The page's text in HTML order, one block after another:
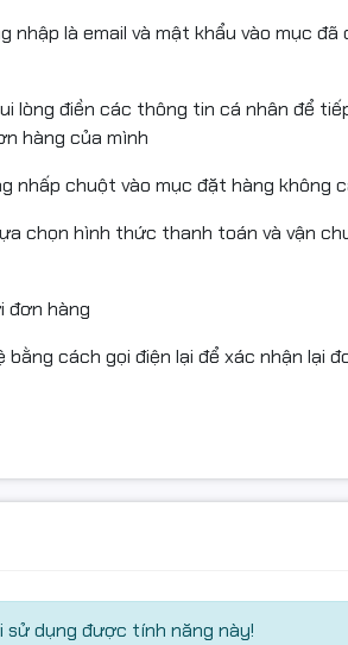
thùng đến khi thấy sản phẩm bên
thuật được shop xác nhận.
đổ/tái nạp mực, không dính mực do
đổ mực/tái nạp/tháo hộp, làm hỏng
#78A #CRG326 #CRG328
#FullVAT
là email và mật khẩu vào mục
lòng điền các thông tin cá nhân để
hàng của mình
nhấp chuột vào mục đặt hàng không
chọn hình thức thanh toán và vận
đơn hàng
cách gọi điện lại để xác nhận lại
sử dụng được tính năng này!